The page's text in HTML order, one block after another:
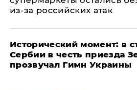
из-за российских атак
Исторический момент: в
Сербии в честь приезда
прозвучал Гимн Украины